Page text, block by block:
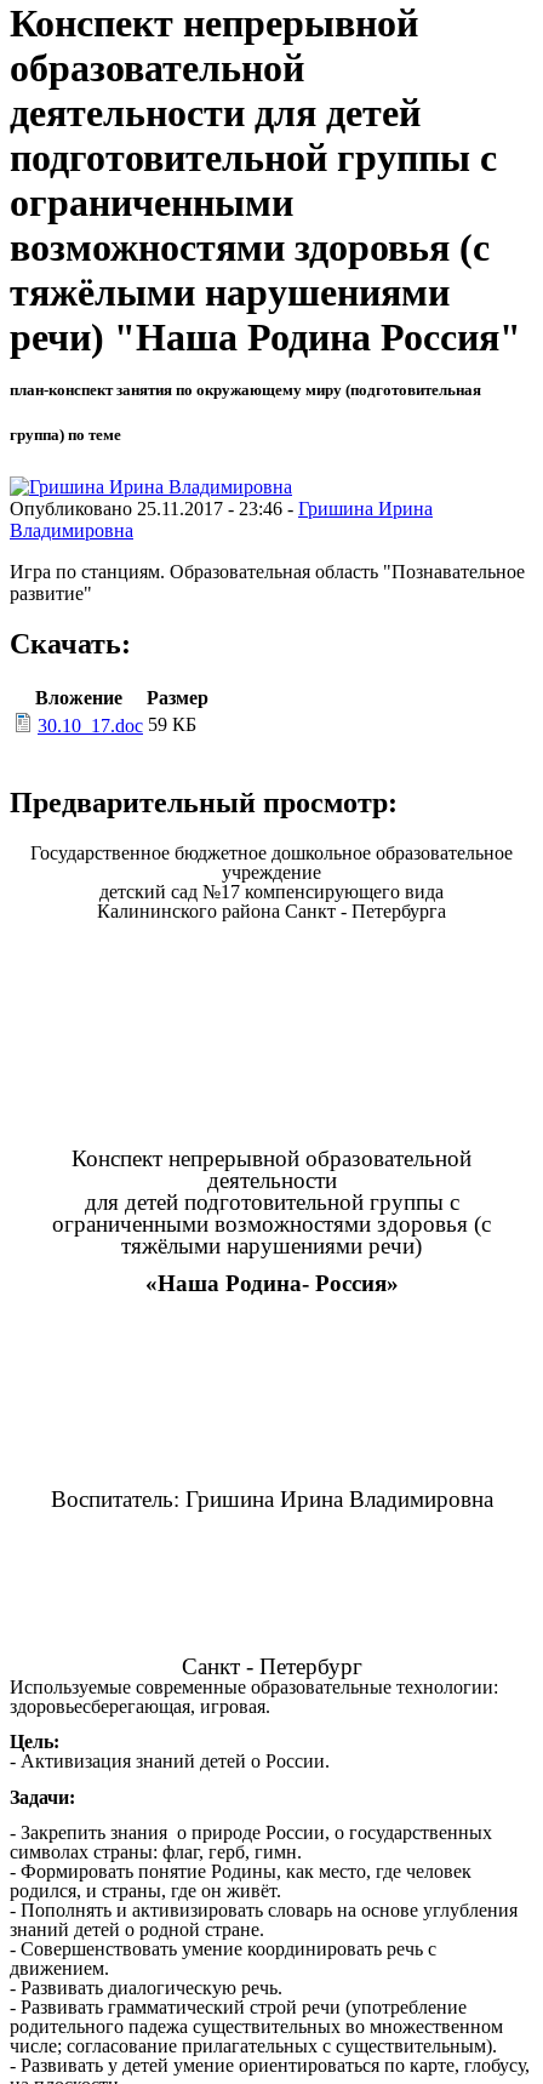
Конспект непрерывной
образовательной
деятельности для детей
подготовительной группы с
ограниченными
возможностями здоровья (с
тяжёлыми нарушениями
речи) "Наша Родина Россия"
план-конспект занятия по окружающему миру (подготовительная
группа) по теме
Опубликовано 25.11.2017 - 23:46 - Гришина Ирина
Владимировна
Игра по станциям. Образовательная область "Познавательное
развитие"
Скачать:
Вложение
Размер
30.10_17.doc 59 КБ
Предварительный просмотр:
Государственное бюджетное дошкольное образовательное
учреждение
детский сад №17 компенсирующего вида
Калининского района Санкт - Петербурга
Конспект непрерывной образовательной
деятельности
для детей подготовительной группы с
ограниченными возможностями здоровья (с
тяжёлыми нарушениями речи)
«Наша Родина- Россия»
Воспитатель: Гришина Ирина Владимировна
Санкт - Петербург
Используемые современные образовательные технологии:
здоровьесберегающая, игровая.
Цель:
- Активизация знаний детей о России.
Задачи:
- Закрепить знания о природе России, о государственных
символах страны: флаг, герб, гимн.
- Формировать понятие Родины, как место, где человек
родился, и страны, где он живёт.
- Пополнять и активизировать словарь на основе углубления
знаний детей о родной стране.
- Совершенствовать умение координировать речь с
движением.
- Развивать диалогическую речь.
- Развивать грамматический строй речи (употребление
родительного падежа существительных во множественном
числе; согласование прилагательных с существительным).
- Развивать у детей умение ориентироваться по карте, глобусу,